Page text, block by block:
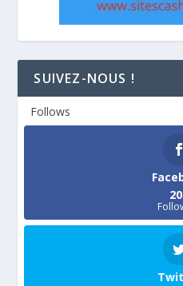
SUIVEZ-NOUS !
Follows